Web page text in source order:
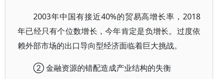
2003年中国有接近40%的贸易高增长率，2018
年已经只有个位数增长，今年肯定是负增长。过度依
赖外部市场的出口导向型经济面临着巨大挑战。
② 金融资源的错配造成产业结构的失衡